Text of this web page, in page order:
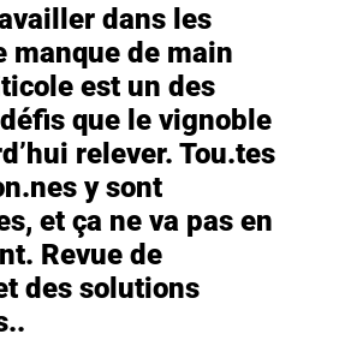
dans les
manque de main
est un des
que le vignoble
relever. Tou.tes
y sont
et ça ne va pas en
Revue de
des solutions
.